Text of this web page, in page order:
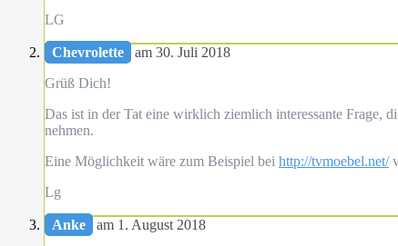
LG
Chevrolette
am 30. Juli 2018
Grüß Dich!
Das ist in der Tat eine wirklich ziemlich interessante Frage,
nehmen.
Eine Möglichkeit wäre zum Beispiel bei http://tvmoebel.net/
Lg
Anke
am 1. August 2018